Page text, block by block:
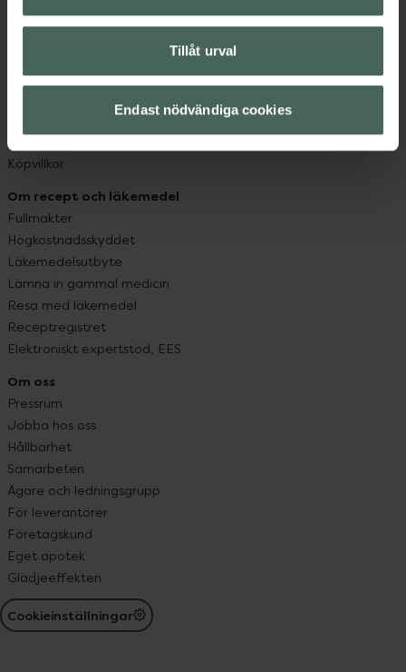
Tillåt urval
Endast nödvändiga cookies
Hitta apotek
Leverans, betalning och retur
Sajtens tillgänglighet
App
Köpvillkor
Om recept och läkemedel
Fullmakter
Högkostnadsskyddet
Läkemedelsutbyte
Lämna in gammal medicin
Resa med läkemedel
Receptregistret
Elektroniskt expertstöd, EES
Om oss
Pressrum
Jobba hos oss
Hållbarhet
Samarbeten
Ägare och ledningsgrupp
För leverantörer
Företagskund
Eget apotek
Glädjeeffekten
Cookieinställningar